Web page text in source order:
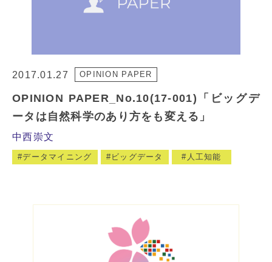
2017.01.27 OPINION PAPER
OPINION PAPER_No.10(17-001)「ビッグデ
ータは自然科学のあり方をも変える」
中西崇文
データマイニング ビッグデータ 人工知能